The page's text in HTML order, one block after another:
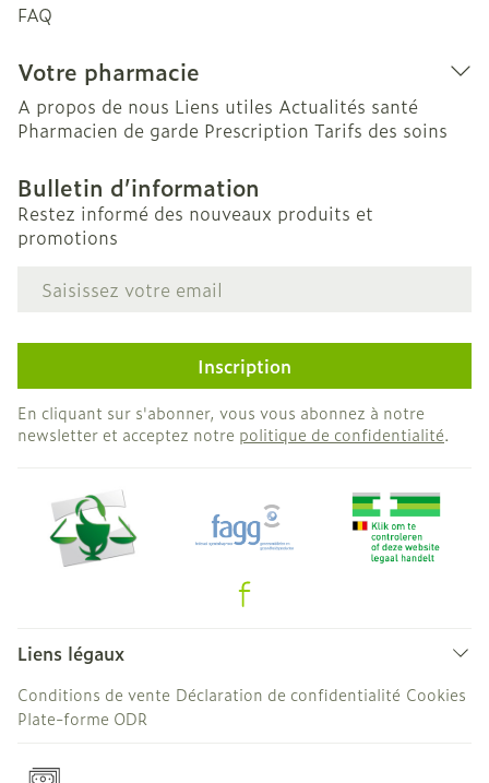
FAQ
Votre pharmacie
A propos de nous Liens utiles Actualités santé
Pharmacien de garde Prescription Tarifs des soins
Bulletin d’information
Restez informé des nouveaux produits et
promotions
Adresse mail
Inscription
En cliquant sur s'abonner, vous vous abonnez à notre
newsletter et acceptez notre politique de confidentialité.
Liens légaux
Conditions de vente Déclaration de confidentialité Cookies
Plate-forme ODR